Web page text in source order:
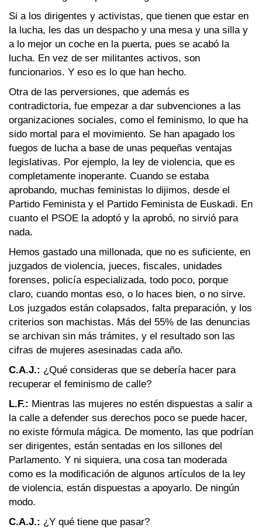
Si a los dirigentes y activistas, que tienen que estar en
la lucha, les das un despacho y una mesa y una silla y
a lo mejor un coche en la puerta, pues se acabó la
lucha. En vez de ser militantes activos, son
funcionarios. Y eso es lo que han hecho.
Otra de las perversiones, que además es
contradictoria, fue empezar a dar subvenciones a las
organizaciones sociales, como el feminismo, lo que ha
sido mortal para el movimiento. Se han apagado los
fuegos de lucha a base de unas pequeñas ventajas
legislativas. Por ejemplo, la ley de violencia, que es
completamente inoperante. Cuando se estaba
aprobando, muchas feministas lo dijimos, desde el
Partido Feminista y el Partido Feminista de Euskadi. En
cuanto el PSOE la adoptó y la aprobó, no sirvió para
nada.
Hemos gastado una millonada, que no es suficiente, en
juzgados de violencia, jueces, fiscales, unidades
forenses, policía especializada, todo poco, porque
claro, cuando montas eso, o lo haces bien, o no sirve.
Los juzgados están colapsados, falta preparación, y los
criterios son machistas. Más del 55% de las denuncias
se archivan sin más trámites, y el resultado son las
cifras de mujeres asesinadas cada año.
C.A.J.: ¿Qué consideras que se debería hacer para
recuperar el feminismo de calle?
L.F.: Mientras las mujeres no estén dispuestas a salir a
la calle a defender sus derechos poco se puede hacer,
no existe fórmula mágica. De momento, las que podrían
ser dirigentes, están sentadas en los sillones del
Parlamento. Y ni siquiera, una cosa tan moderada
como es la modificación de algunos artículos de la ley
de violencia, están dispuestas a apoyarlo. De ningún
modo.
C.A.J.: ¿Y qué tiene que pasar?